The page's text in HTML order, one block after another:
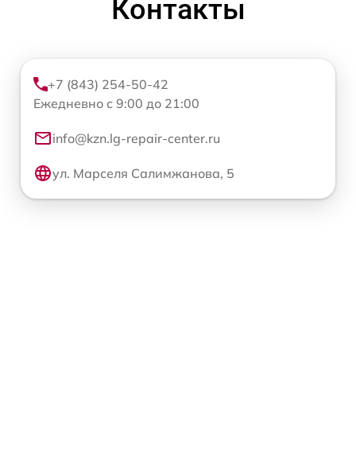
Контакты
+7 (843) 254-50-42
Ежедневно с 9:00 до 21:00
info@kzn.lg-repair-center.ru
ул. Марселя Салимжанова, 5